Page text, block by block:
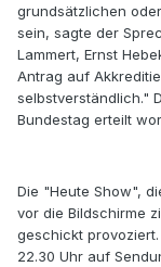
grundsätzlichen
sein, sagte der
Lammert, Ernst
Antrag auf
selbstverständlich."
Bundestag erteilt
Die "Heute Show",
vor die Bildschirme
geschickt
22.30 Uhr auf